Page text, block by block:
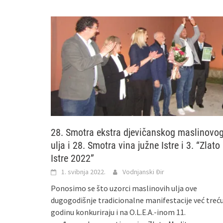
28. Smotra ekstra djevičanskog
ulja i 28. Smotra vina južne Istre i 3. “Zlato
Istre 2022”
1. svibnja 2022. Vodnjanski Đir
Ponosimo se što uzorci maslinovih ulja ove
dugogodišnje tradicionalne manifestacije već
godinu konkuriraju i na O.L.E.A.-inom 11.